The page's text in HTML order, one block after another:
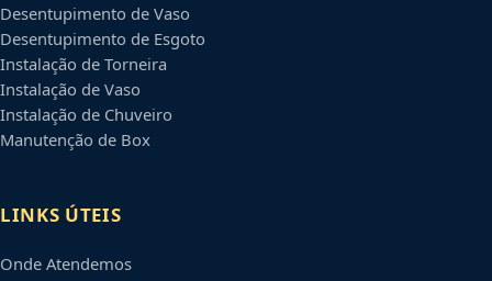
Desentupimento de Vaso
Desentupimento de Esgoto
Instalação de Torneira
Instalação de Vaso
Instalação de Chuveiro
Manutenção de Box
LINKS ÚTEIS
Onde Atendemos